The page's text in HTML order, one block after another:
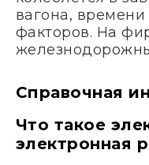
вагона,
факторов. На
Справочная
Что такое
электронная